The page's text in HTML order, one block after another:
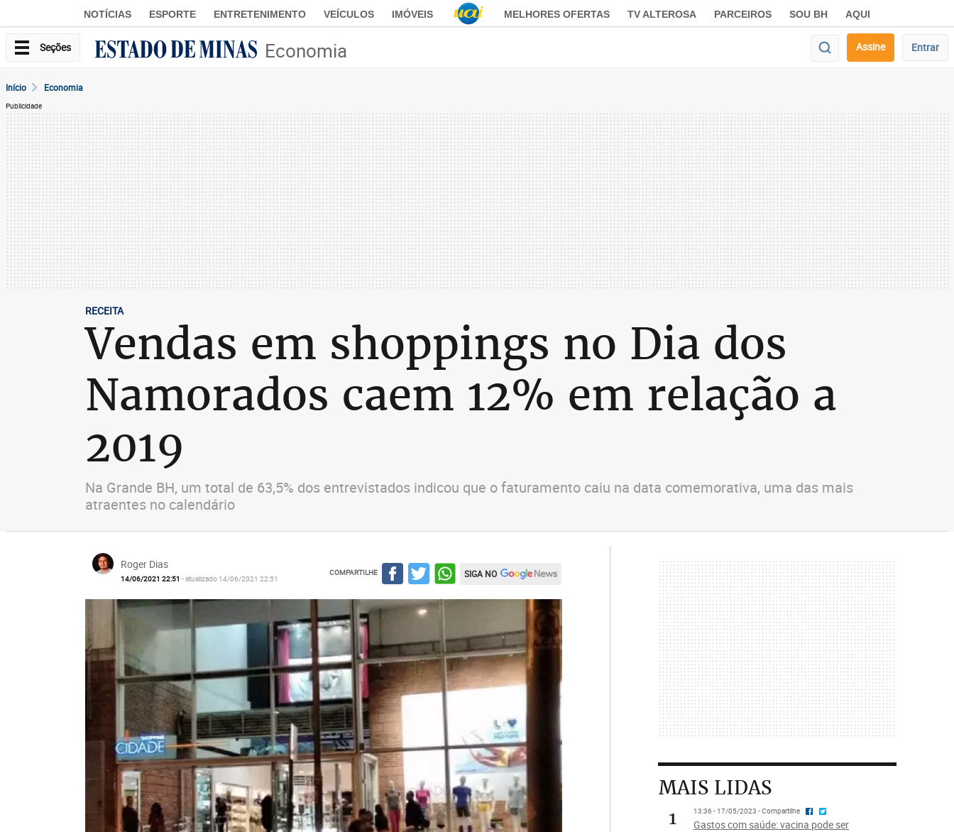
NOTÍCIAS ESPORTE ENTRETENIMENTO VEÍCULOS IMÓVEIS MELHORES OFERTAS TV ALTEROSA PARCEIROS SOU BH AQUI
Seções Economia Assine Entrar
Início Economia
Publicidade
RECEITA
Vendas em shoppings no Dia dos
Namorados caem 12% em relação a
2019
Na Grande BH, um total de 63,5% dos entrevistados indicou que o faturamento caiu na data comemorativa, uma das mais
atraentes no calendário
Roger Dias
14/06/2021 22:51 - atualizado 14/06/2021 22:51
COMPARTILHE SIGA NO
MAIS LIDAS
1
13:36 - 17/05/2023 - Compartilhe
Gastos com saúde: vacina pode ser